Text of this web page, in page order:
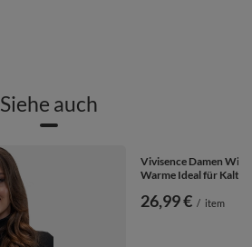
Siehe auch
Vivisence Damen
Warme Ideal für
26,99 € / item